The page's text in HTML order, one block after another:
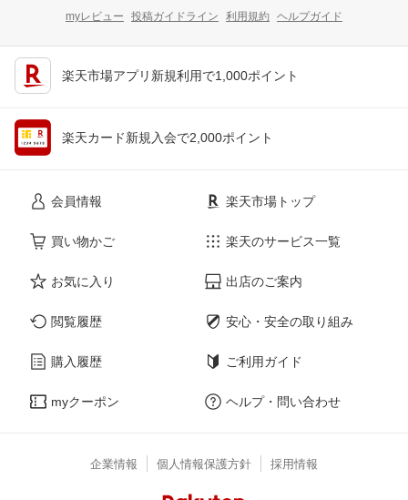
myレビュー 投稿ガイドライン 利用規約 ヘルプガイド
楽天市場アプリ新規利用で1,000ポイント
楽天カード新規入会で2,000ポイント
会員情報
買い物かご
お気に入り
閲覧履歴
購入履歴
myクーポン
楽天市場トップ
楽天のサービス一覧
出店のご案内
安心・安全の取り組み
ご利用ガイド
ヘルプ・問い合わせ
企業情報 個人情報保護方針 採用情報